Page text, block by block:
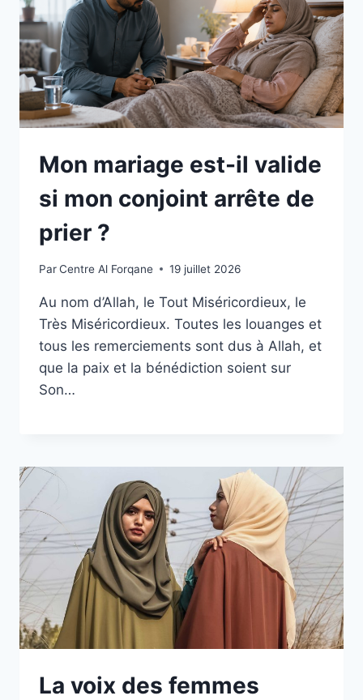
Mon mariage est-il valide
si mon conjoint arrête de
prier ?
ParCentre Al Forqane 19 juillet 2026
Au nom d’Allah, le Tout Miséricordieux, le
Très Miséricordieux. Toutes les louanges et
tous les remerciements sont dus à Allah, et
que la paix et la bénédiction soient sur
Son…
La voix des femmes